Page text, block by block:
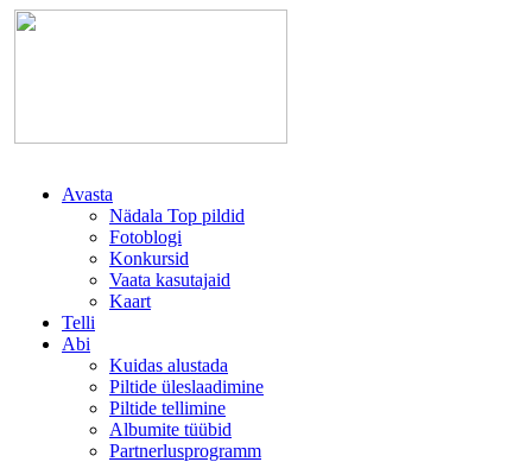
Avasta
Nädala Top pildid
Fotoblogi
Konkursid
Vaata kasutajaid
Kaart
Telli
Abi
Kuidas alustada
Piltide üleslaadimine
Piltide tellimine
Albumite tüübid
Partnerlusprogramm